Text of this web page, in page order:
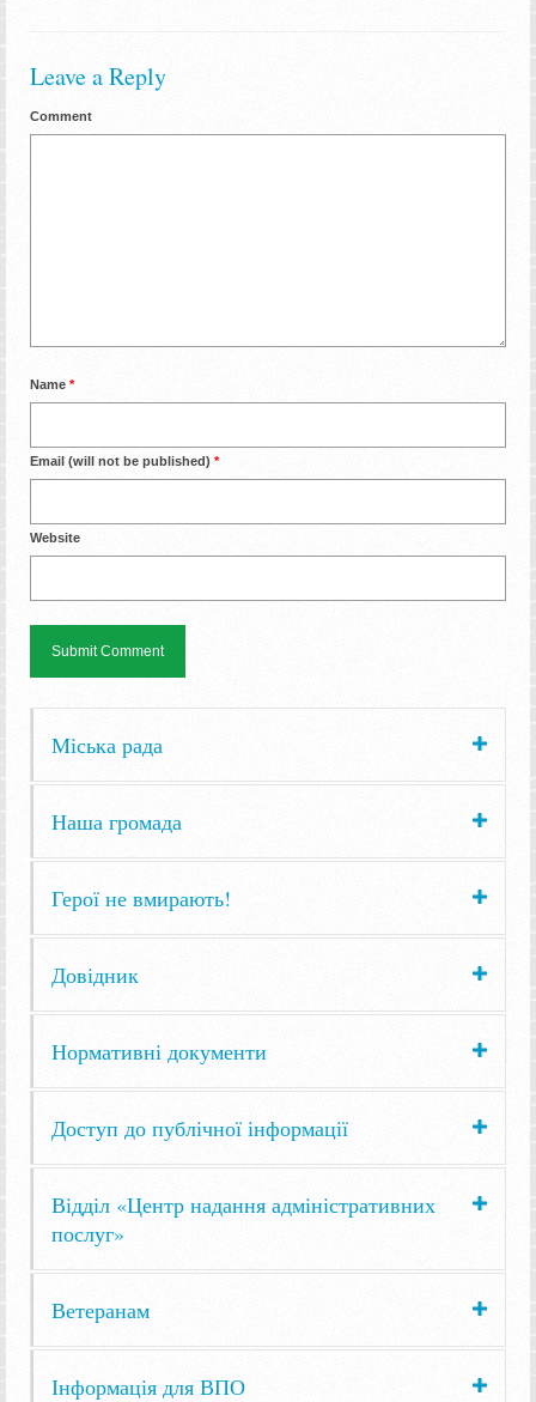
Leave a Reply
Comment
Name *
Email (will not be published) *
Website
Міська рада
Наша громада
Герої не вмирають!
Довідник
Нормативні документи
Доступ до публічної інформації
Відділ «Центр надання адміністративних
послуг»
Ветеранам
Інформація для ВПО